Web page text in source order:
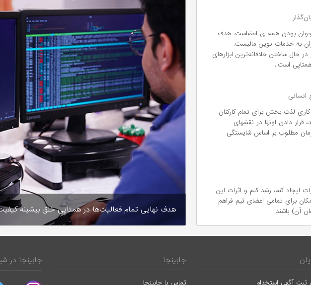
جوان بودن همه ی اعضاست. هدف
به خدمات نوین مالیست.
حال ساختن خلاقانه‌ترین ابزارهای
است...
انسانی
لذت بخش برای تمام کارکنان
قرار دادن اونها در نقشهای
مطلوب بر اساس شایستگی
ایجاد کنم، رشد کنم و اثرات این
برای تمامی اعضای تیم فراهم
آن) باشند.
هدف نهایی تمام فعالیت‌ها در همتاپِی خلق بیشینه‌
ثبت آگهی استخدام
جابینجا
تماس با جابینجا
جابینجا در